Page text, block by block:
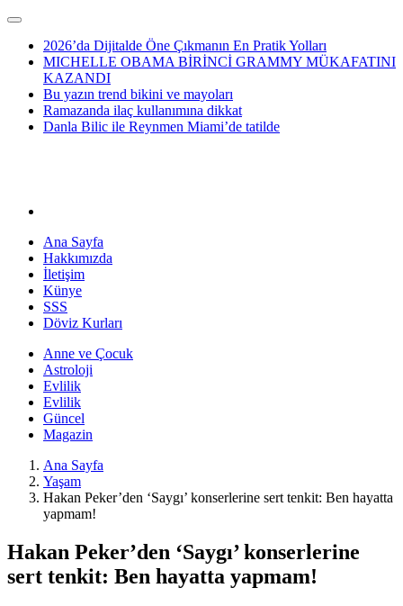
2026’da Dijitalde Öne Çıkmanın En Pratik Yolları
MICHELLE OBAMA BİRİNCİ GRAMMY MÜKAFATINI
KAZANDI
Bu yazın trend bikini ve mayoları
Ramazanda ilaç kullanımına dikkat
Danla Bilic ile Reynmen Miami’de tatilde
Ana Sayfa
Hakkımızda
İletişim
Künye
SSS
Döviz Kurları
Anne ve Çocuk
Astroloji
Evlilik
Evlilik
Güncel
Magazin
Ana Sayfa
Yaşam
Hakan Peker’den ‘Saygı’ konserlerine sert tenkit: Ben hayatta
yapmam!
Hakan Peker’den ‘Saygı’ konserlerine
sert tenkit: Ben hayatta yapmam!